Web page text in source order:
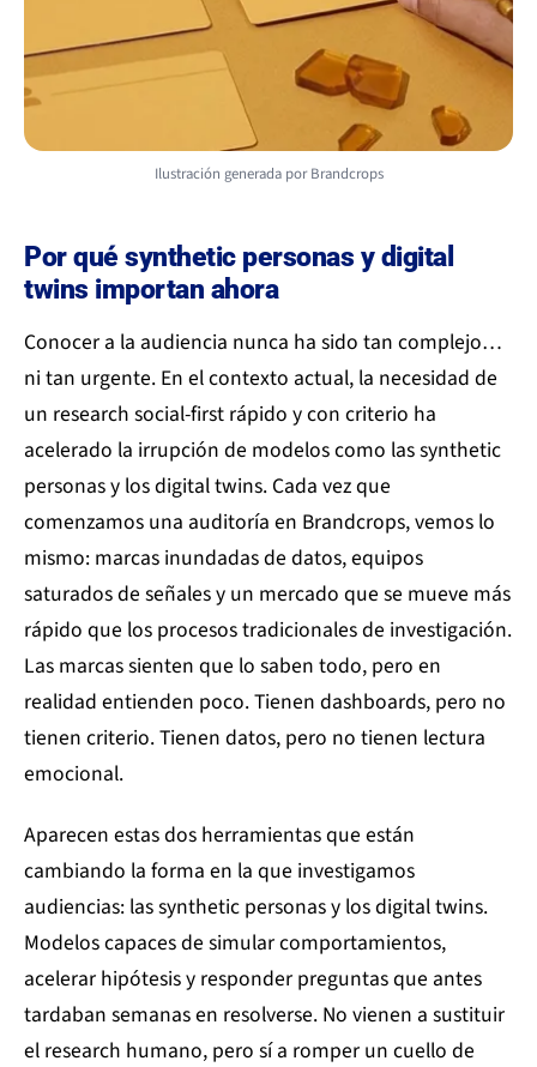
Ilustración generada por Brandcrops
Por qué synthetic personas y digital
twins importan ahora
Conocer a la audiencia nunca ha sido tan complejo…
ni tan urgente. En el contexto actual, la necesidad de
un research social-first rápido y con criterio ha
acelerado la irrupción de modelos como las synthetic
personas y los digital twins. Cada vez que
comenzamos una auditoría en Brandcrops, vemos lo
mismo: marcas inundadas de datos, equipos
saturados de señales y un mercado que se mueve más
rápido que los procesos tradicionales de investigación.
Las marcas sienten que lo saben todo, pero en
realidad entienden poco. Tienen dashboards, pero no
tienen criterio. Tienen datos, pero no tienen lectura
emocional.
Aparecen estas dos herramientas que están
cambiando la forma en la que investigamos
audiencias: las synthetic personas y los digital twins.
Modelos capaces de simular comportamientos,
acelerar hipótesis y responder preguntas que antes
tardaban semanas en resolverse. No vienen a sustituir
el research humano, pero sí a romper un cuello de